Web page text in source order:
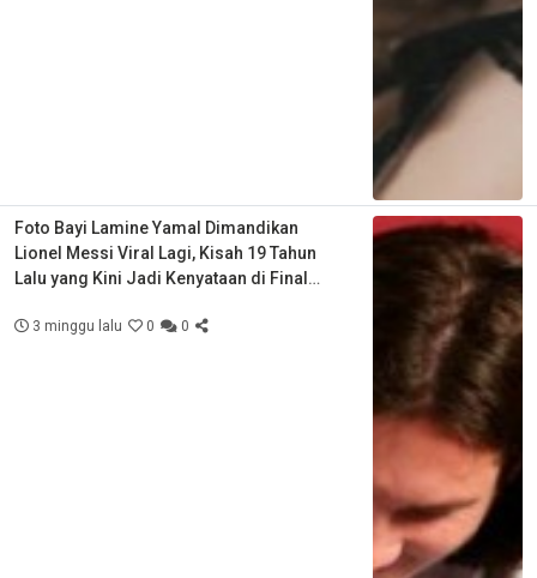
Foto Bayi Lamine Yamal Dimandikan
Lionel Messi Viral Lagi, Kisah 19 Tahun
Lalu yang Kini Jadi Kenyataan di Final
3 minggu lalu 0 0